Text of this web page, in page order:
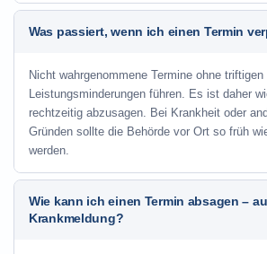
Was passiert, wenn ich einen Termin
Nicht wahrgenommene Termine ohne
Leistungsminderungen führen. Es ist daher
rechtzeitig abzusagen. Bei Krankheit oder
Gründen sollte die Behörde vor Ort so früh
werden.
Wie kann ich einen Termin absagen –
Krankmeldung?